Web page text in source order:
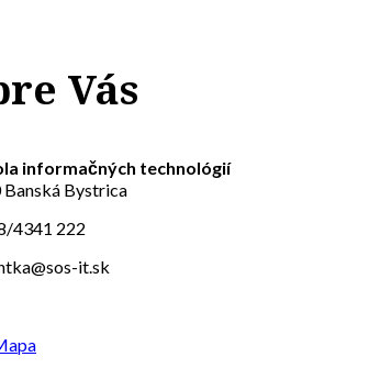
Vás
informačných technológií
Banská Bystrica
4341 222
it.sk